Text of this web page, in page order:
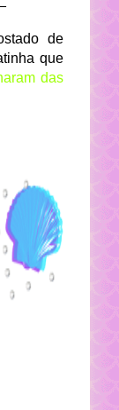
de
que
das